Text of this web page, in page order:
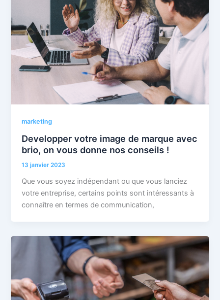
marketing
Developper votre image de marque avec
brio, on vous donne nos conseils !
13 janvier 2023
Que vous soyez indépendant ou que vous lanciez
votre entreprise, certains points sont intéressants à
connaître en termes de communication,